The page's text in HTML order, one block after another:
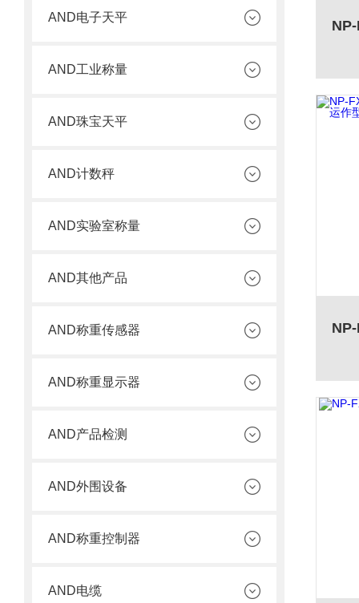
AND电子天平
AND工业称量
AND珠宝天平
AND计数秤
AND实验室称量
AND其他产品
AND称重传感器
AND称重显示器
AND产品检测
AND外围设备
AND称重控制器
AND电缆